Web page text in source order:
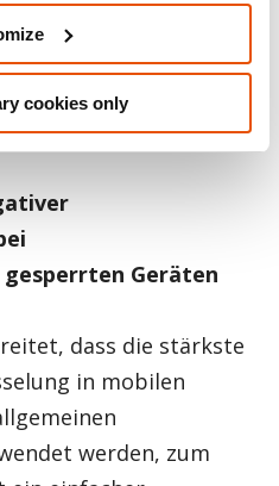
cookies only
sie versuchten, den
Schließlich konnte
Analyzer [JS3] für
Geräten
dass die stärkste
in mobilen
werden, zum